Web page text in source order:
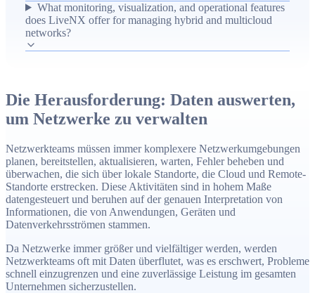
Basiswerte zu ermitteln, Anomalien zu erkennen, die
Ursachenanalyse zu beschleunigen und die
durchschnittliche Zeit bis zur Fehlerbehebung (MTTR) zu
Insights“ erweitern die Transparenz, bieten KI-gestützte
Unterstützung, Paketerfassung, automatisierte
Betrieb zu vereinfachen und die Leistung zu optimieren.
What monitoring, visualization, and operational features
does LiveNX offer for managing hybrid and multicloud
networks?
Die Herausforderung: Daten auswerten,
um Netzwerke zu verwalten
Netzwerkteams müssen immer komplexere Netzwerkumgebungen
planen, bereitstellen, aktualisieren, warten, Fehler beheben und
überwachen, die sich über lokale Standorte, die Cloud und Remote-
Standorte erstrecken. Diese Aktivitäten sind in hohem Maße
datengesteuert und beruhen auf der genauen Interpretation von
Informationen, die von Anwendungen, Geräten und
Datenverkehrsströmen stammen.
Da Netzwerke immer größer und vielfältiger werden, werden
Netzwerkteams oft mit Daten überflutet, was es erschwert, Probleme
schnell einzugrenzen und eine zuverlässige Leistung im gesamten
Unternehmen sicherzustellen.